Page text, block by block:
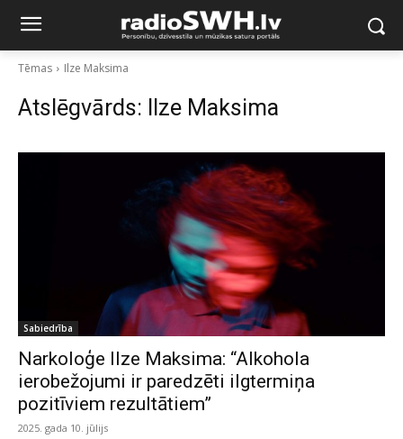
Tēmas Ilze Maksima
Atslēgvārds: Ilze Maksima
Sabiedrība
Narkoloģe Ilze Maksima: “Alkohola
ierobežojumi ir paredzēti ilgtermiņa
pozitīviem rezultātiem”
2025. gada 10. jūlijs